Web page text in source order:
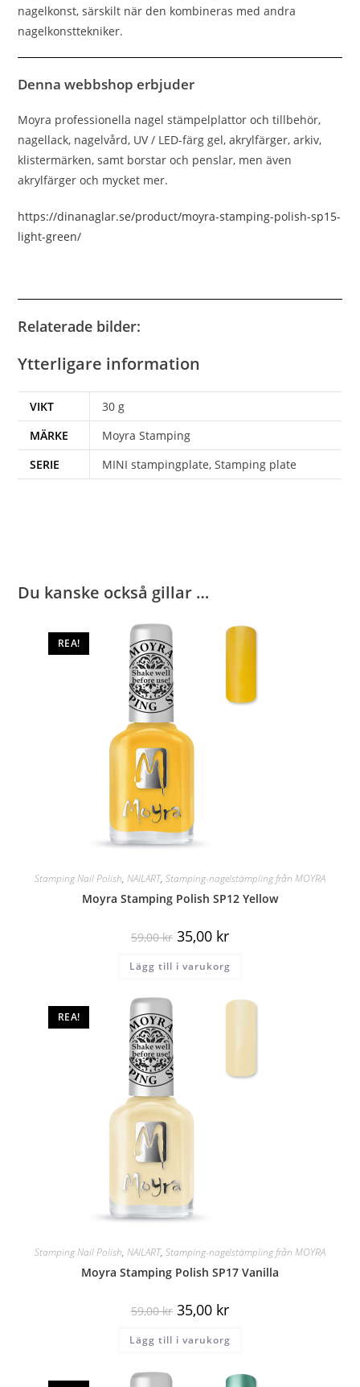
nagelkonst, särskilt när den kombineras med andra
nagelkonsttekniker.
Denna webbshop erbjuder
Moyra professionella nagel stämpelplattor och tillbehör,
nagellack, nagelvård, UV / LED-färg gel, akrylfärger, arkiv,
klistermärken, samt borstar och penslar, men även
akrylfärger och mycket mer.
https://dinanaglar.se/product/moyra-stamping-polish-sp15-
light-green/
Relaterade bilder:
Ytterligare information
VIKT
30 g
MÄRKE
Moyra Stamping
SERIE
MINI stampingplate, Stamping plate
Du kanske också gillar …
REA!
Stamping Nail Polish, NAILART, Stamping-nagelstämpling från MOYRA
Moyra Stamping Polish SP12 Yellow
59,00kr 35,00 kr
Lägg till i varukorg
REA!
Stamping Nail Polish, NAILART, Stamping-nagelstämpling från MOYRA
Moyra Stamping Polish SP17 Vanilla
59,00kr 35,00 kr
Lägg till i varukorg